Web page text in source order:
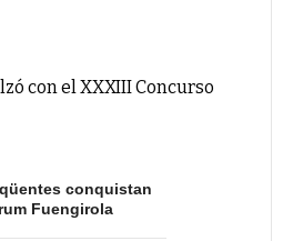
con el XXXIII Concurso
conquistan
Fuengirola